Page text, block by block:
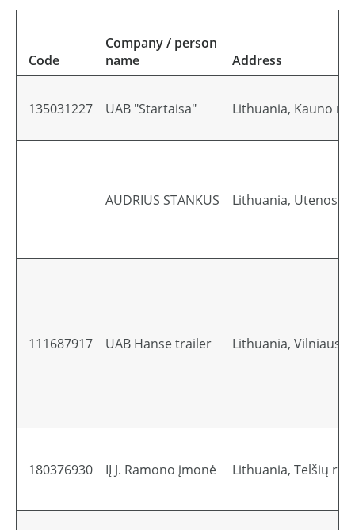
Code
Company / person
name
Address
135031227 UAB "Startaisa" Lithuania, Kauno
AUDRIUS STANKUS Lithuania, Utenos
111687917 UAB Hanse trailer Lithuania, Vilniaus
180376930 IĮ J. Ramono įmonė Lithuania, Telšių